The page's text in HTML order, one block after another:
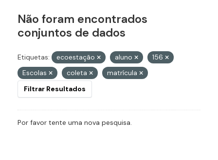
Não foram encontrados
conjuntos de dados
Etiquetas: ecoestação aluno
156
Escolas
coleta
matrícula
Filtrar Resultados
Por favor tente uma nova pesquisa.